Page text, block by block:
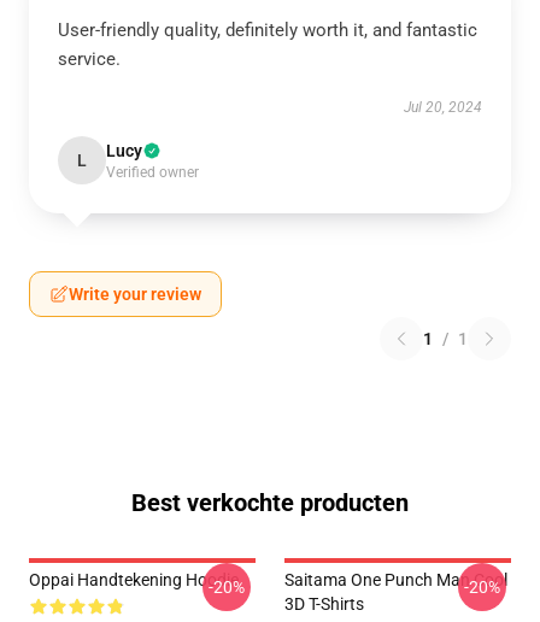
User-friendly quality, definitely worth it, and fantastic
service.
Jul 20, 2024
L Lucy
Verified owner
Write your review
1 / 1
Best verkochte producten
Oppai Handtekening Hoodie
-20%
Saitama One Punch Man Cool
3D T-Shirts
-20%